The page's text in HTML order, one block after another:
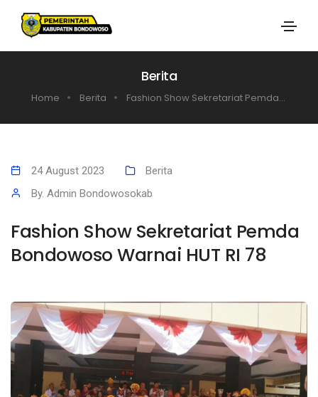
Berita
Home Berita Fashion Show Sekretariat Pemda...
24 August 2023
Berita
By. Admin Bondowosokab
Fashion Show Sekretariat Pemda
Bondowoso Warnai HUT RI 78